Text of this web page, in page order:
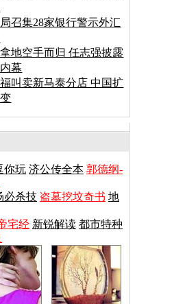
召集28家银行警示外汇
地空手而归 任志强披露
幕
叫卖新马泰分店 中国扩
你玩 济公传全本 郭德纲-
必杀技 盗墓挖坟奇书 地
宅经 新锐解读 都市特种